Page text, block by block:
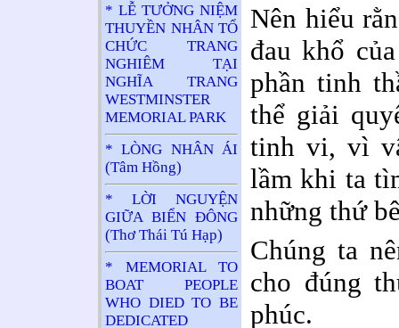
* LỄ TƯỞNG NIỆM
THUYỀN NHÂN TỔ
CHỨC TRANG
NGHIÊM TẠI
NGHĨA TRANG
WESTMINSTER
MEMORIAL PARK
* LÒNG NHÂN ÁI
(Tâm Hồng)
* LỜI NGUYỆN
GIỮA BIỂN ĐÔNG
(Thơ Thái Tú Hạp)
* MEMORIAL TO
BOAT PEOPLE
WHO DIED TO BE
DEDICATED
Nên hiểu
đau khổ
phần tinh
thể giải
tinh vi, vì
lầm khi ta
những thứ
Chúng ta
cho đúng
phúc.